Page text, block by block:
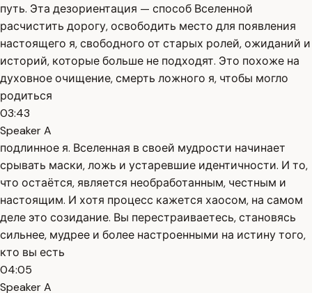
путь. Эта дезориентация — способ Вселенной
расчистить дорогу, освободить место для появления
настоящего я, свободного от старых ролей, ожиданий и
историй, которые больше не подходят. Это похоже на
духовное очищение, смерть ложного я, чтобы могло
родиться
03:43
Speaker A
подлинное я. Вселенная в своей мудрости начинает
срывать маски, ложь и устаревшие идентичности. И то,
что остаётся, является необработанным, честным и
настоящим. И хотя процесс кажется хаосом, на самом
деле это созидание. Вы перестраиваетесь, становясь
сильнее, мудрее и более настроенными на истину того,
кто вы есть
04:05
Speaker A